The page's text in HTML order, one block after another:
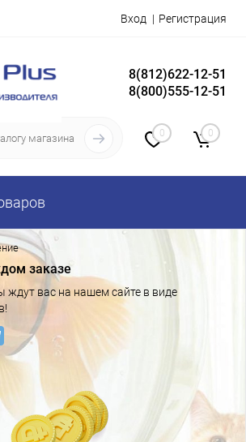
Вход Регистрация
8(812)622-12-51
8(800)555-12-51
0 0
заказе
вас на нашем сайте в виде